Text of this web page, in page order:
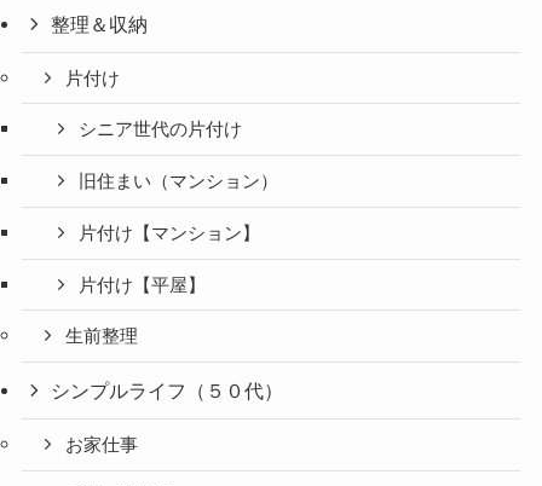
整理＆収納
片付け
シニア世代の片付け
旧住まい（マンション）
片付け【マンション】
片付け【平屋】
生前整理
シンプルライフ（５０代）
お家仕事